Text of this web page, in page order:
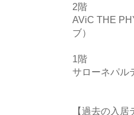
2階
AViC THE
ブ）
1階
サローネパル
【過去の入居